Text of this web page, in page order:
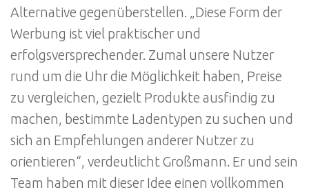
Alternative gegenüberstellen. „Diese Form der
Werbung ist viel praktischer und
erfolgsversprechender. Zumal unsere Nutzer
rund um die Uhr die Möglichkeit haben, Preise
zu vergleichen, gezielt Produkte ausfindig zu
machen, bestimmte Ladentypen zu suchen und
sich an Empfehlungen anderer Nutzer zu
orientieren“, verdeutlicht Großmann. Er und sein
Team haben mit dieser Idee einen vollkommen